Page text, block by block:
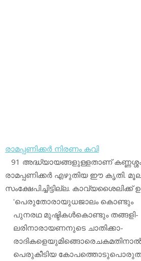
രാമപ്പണിക്കര്‍ നിരണം കവി
91 അദ്ധ്യായങ്ങളുള്ളതാണ്
രാമപ്പണിക്കര്‍ എഴുതിയ ഈ കൃതി.
സംക്ഷേപിച്ചിട്ടില്ല. കാവ്യശൈലിക്ക്
'പെരുതോരായുധജാലം കൊണ്ടും
പുനരഥ മുഷ്ടികള്‍കൊണ്ടും തങ്ങളി-
ലരിനാരായണനുടെ ചാതിക്കാ-
പെരുകീടിയ